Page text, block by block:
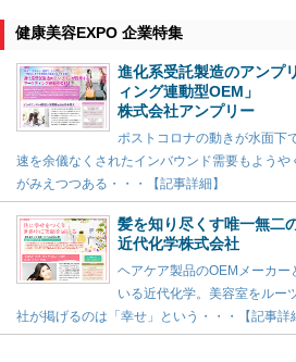
健康美容EXPO 企業特集
進化系受託製造のアンプ
ィング連動型OEM」
株式会社アンプリー
ポストコロナの動きが水面下
速を余儀なくされたインバウンド需要もようや
がみえつつある・・・【記事詳細】
髪を知り尽くす唯一無二
近代化学株式会社
ヘアケア製品のOEMメーカ
いる近代化学。美容室をルー
社が掲げるのは「幸せ」という・・・【記事詳